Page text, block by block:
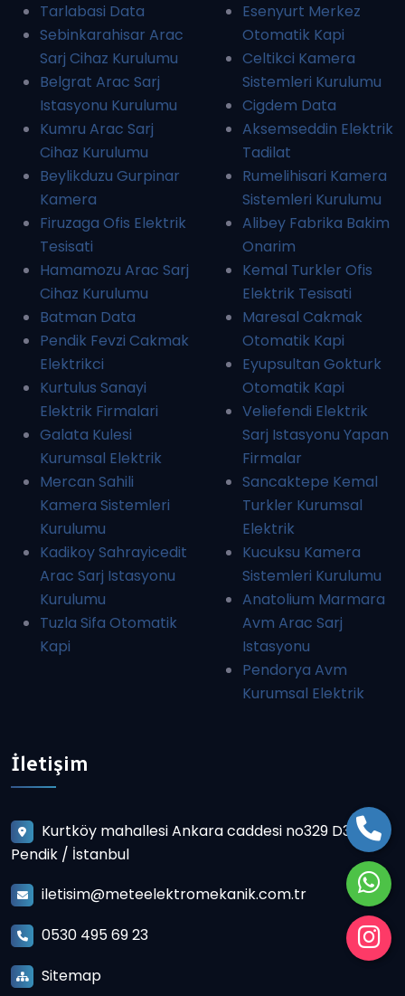
Tarlabasi Data
Sebinkarahisar Arac
Sarj Cihaz Kurulumu
Belgrat Arac Sarj
Istasyonu Kurulumu
Kumru Arac Sarj
Cihaz Kurulumu
Beylikduzu Gurpinar
Kamera
Firuzaga Ofis Elektrik
Tesisati
Hamamozu Arac Sarj
Cihaz Kurulumu
Batman Data
Pendik Fevzi Cakmak
Elektrikci
Kurtulus Sanayi
Elektrik Firmalari
Galata Kulesi
Kurumsal Elektrik
Mercan Sahili
Kamera Sistemleri
Kurulumu
Kadikoy Sahrayicedit
Arac Sarj Istasyonu
Kurulumu
Tuzla Sifa Otomatik
Kapi
Esenyurt Merkez
Otomatik Kapi
Celtikci Kamera
Sistemleri Kurulumu
Cigdem Data
Aksemseddin Elektrik
Tadilat
Rumelihisari Kamera
Sistemleri Kurulumu
Alibey Fabrika Bakim
Onarim
Kemal Turkler Ofis
Elektrik Tesisati
Maresal Cakmak
Otomatik Kapi
Eyupsultan Gokturk
Otomatik Kapi
Veliefendi Elektrik
Sarj Istasyonu Yapan
Firmalar
Sancaktepe Kemal
Turkler Kurumsal
Elektrik
Kucuksu Kamera
Sistemleri Kurulumu
Anatolium Marmara
Avm Arac Sarj
Istasyonu
Pendorya Avm
Kurumsal Elektrik
İletişim
Kurtköy mahallesi Ankara caddesi no329 D3
Pendik / İstanbul
iletisim@meteelektromekanik.com.tr
0530 495 69 23
Sitemap